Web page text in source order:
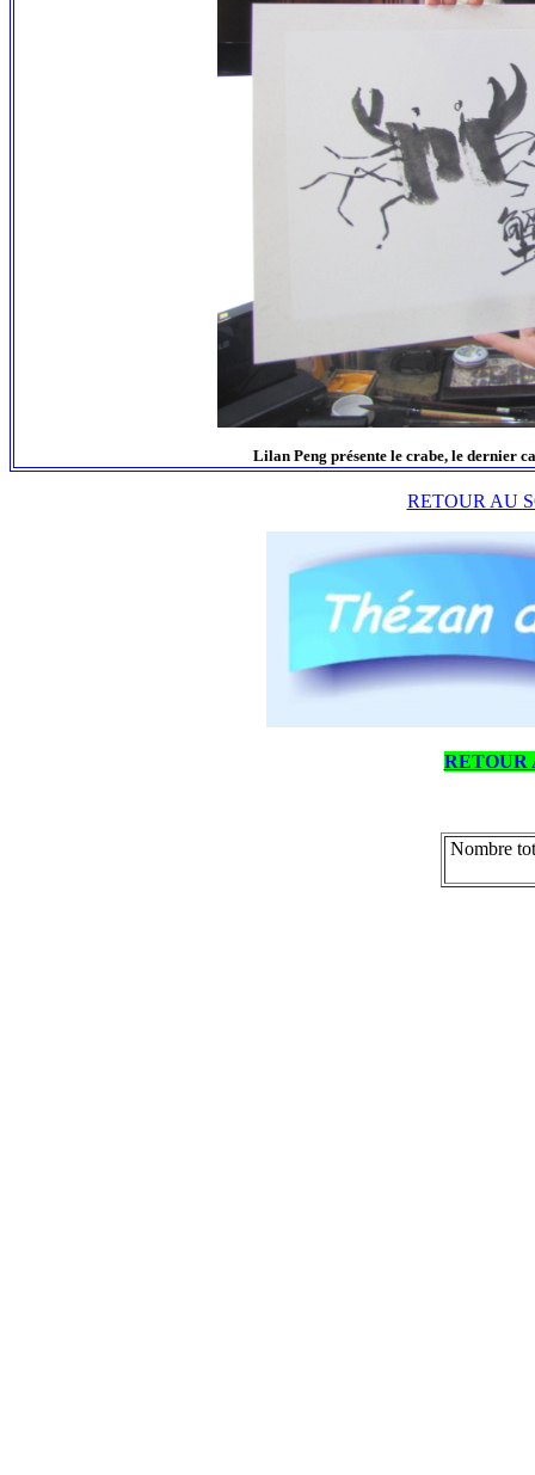
Lilan Peng présente le crabe, le dernier
RETOUR AU
RETOUR
Nombre